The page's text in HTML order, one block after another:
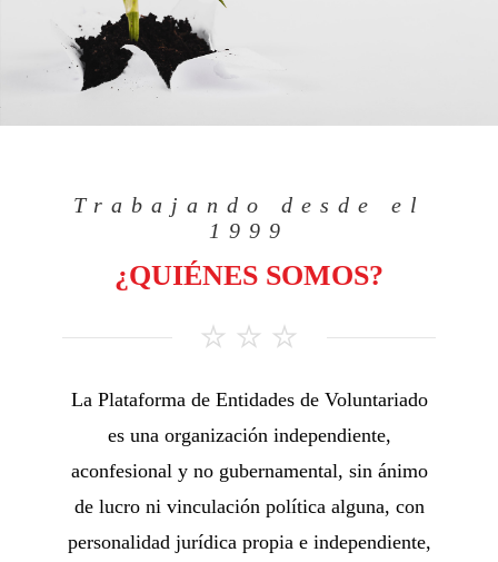
Trabajando desde el
1999
¿QUIÉNES SOMOS?
La Plataforma de Entidades de Voluntariado
es una organización independiente,
aconfesional y no gubernamental, sin ánimo
de lucro ni vinculación política alguna, con
personalidad jurídica propia e independiente,